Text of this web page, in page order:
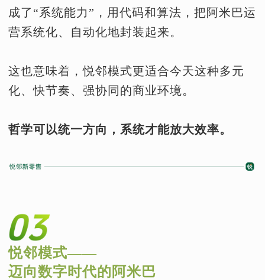
成了“系统能力”，用代码和算法，把阿米巴运
营系统化、自动化地封装起来。
这也意味着，悦邻模式更适合今天这种多元
化、快节奏、强协同的商业环境。
哲学可以统一方向，系统才能放大效率。
悦邻模式——
迈向数字时代的阿米巴